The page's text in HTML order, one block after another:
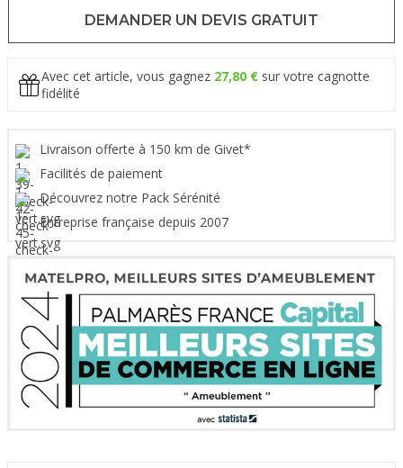
DEMANDER UN DEVIS GRATUIT
Avec cet article, vous gagnez 27,80 € sur votre cagnotte
fidélité
Livraison offerte à 150 km de Givet*
Facilités de paiement
Découvrez notre Pack Sérénité
Entreprise française depuis 2007